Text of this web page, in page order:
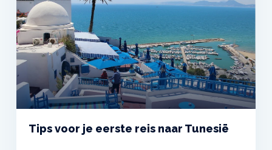
Tips voor je eerste reis naar Tunesië